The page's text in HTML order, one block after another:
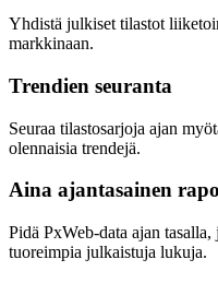
Yhdistä julkiset tilastot
markkinaan.
Trendien seuranta
Seuraa tilastosarjoja ajan
olennaisia trendejä.
Aina ajantasainen
Pidä PxWeb-data ajan
tuoreimpia julkaistuja lukuja.